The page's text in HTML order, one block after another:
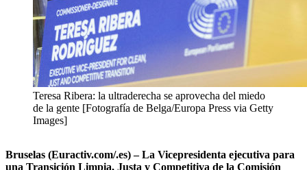
Teresa Ribera: la ultraderecha se aprovecha del miedo
de la gente [Fotografía de Belga/Europa Press via Getty
Images]
Bruselas (Euractiv.com/.es) – La Vicepresidenta ejecutiva para
una Transición Limpia, Justa y Competitiva de la Comisión